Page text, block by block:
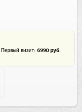
Первый визит: 6990 руб.